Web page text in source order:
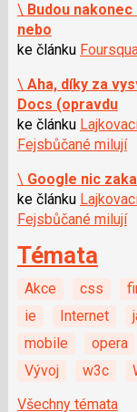
\ Budou
nebo
ke článku
\ Aha, díky za
Docs (opravdu
ke článku
Fejsbůčané milují
\ Google nic
ke článku
Fejsbůčané milují
Témata
Akce css
ie
Internet
mobile
opera
Vývoj
w3c
Všechny témata